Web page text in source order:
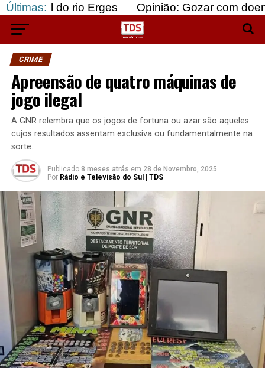
Últimas:
Erges Opinião: Gozar com doentes e
CRIME
Apreensão de quatro máquinas de
jogo ilegal
A GNR relembra que os jogos de fortuna ou azar são aqueles
cujos resultados assentam exclusiva ou fundamentalmente na
sorte.
Publicado 8 meses atrás em 28 de Novembro, 2025
Por Rádio e Televisão do Sul | TDS